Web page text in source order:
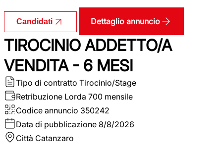
Candidati Dettaglio annuncio
TIROCINIO ADDETTO/A
VENDITA - 6 MESI
Tipo di contratto Tirocinio/Stage
Retribuzione Lorda 700 mensile
Codice annuncio 350242
Data di pubblicazione 8/8/2026
Città Catanzaro